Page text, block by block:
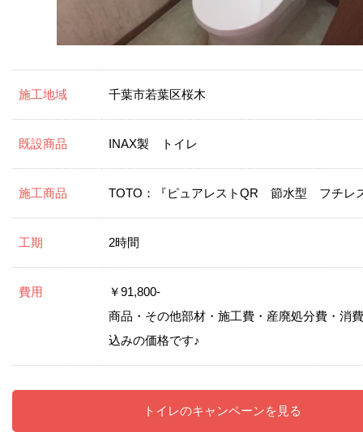
施工地域 千葉市若葉区桜木
既設商品 INAX製 トイレ
施工商品 TOTO：『ピュアレストQR 節水型 フチレ
工期 2時間
費用
￥91,800-
商品・その他部材・施工費・産廃処分費・消
込みの価格です♪
トイレのキャンペーンを見る